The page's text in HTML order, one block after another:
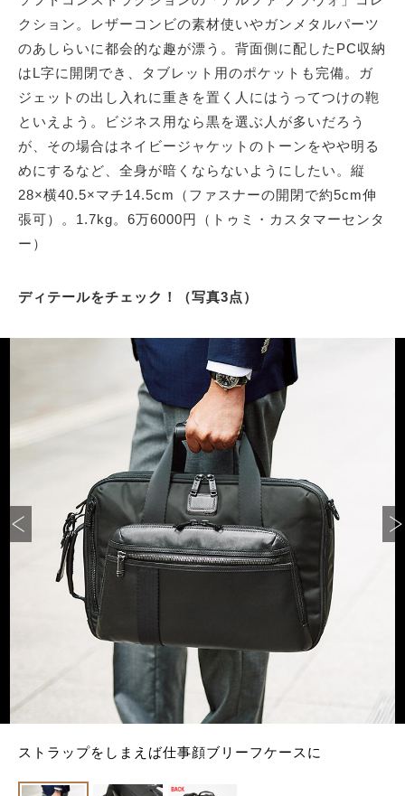
クション。レザーコンビの素材使いやガンメタルパーツ
のあしらいに都会的な趣が漂う。背面側に配したPC収納
はL字に開閉でき、タブレット用のポケットも完備。ガ
ジェットの出し入れに重きを置く人にはうってつけの鞄
といえよう。ビジネス用なら黒を選ぶ人が多いだろう
が、その場合はネイビージャケットのトーンをやや明る
めにするなど、全身が暗くならないようにしたい。縦
28×横40.5×マチ14.5cm（ファスナーの開閉で約5cm伸
張可）。1.7kg。6万6000円（トゥミ・カスタマーセンタ
ー）
ディテールをチェック！（写真3点）
ストラップをしまえば仕事顔ブリーフケースに